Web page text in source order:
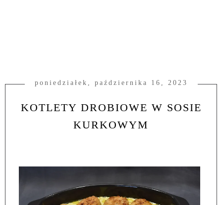
poniedziałek, października 16, 2023
KOTLETY DROBIOWE W SOSIE
KURKOWYM